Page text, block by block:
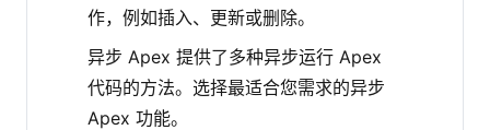
作，例如插入、更新或删除。
异步 Apex 提供了多种异步运行 Apex
代码的方法。选择最适合您需求的异步
Apex 功能。